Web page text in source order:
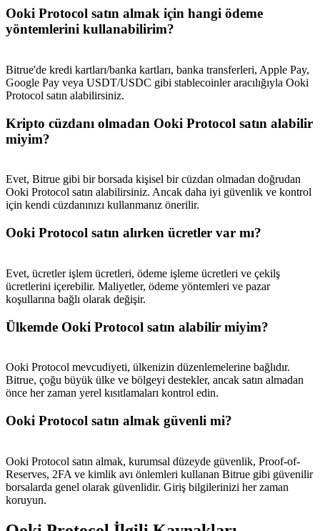
Trade Gold & Silver · 33,333 USDT Bonus
USDT New User Exclusive 10% APR
Trade New Futures, Win 200,000 USDT
Crypto World Cup 2026: Grand Finale
77,777+3k Rewards
Daha Fazla Etkinlik
Ödüller ve özel hediyeler kazanın
Ooki Protocol satın almak için hangi ödeme
yöntemlerini kullanabilirim?
Bitrue'de kredi kartları/banka kartları, banka transferleri, Apple Pay,
Google Pay veya USDT/USDC gibi stablecoinler aracılığıyla Ooki
Protocol satın alabilirsiniz.
Kripto cüzdanı olmadan Ooki Protocol satın alabilir
miyim?
Evet, Bitrue gibi bir borsada kişisel bir cüzdan olmadan doğrudan
Ooki Protocol satın alabilirsiniz. Ancak daha iyi güvenlik ve kontrol
için kendi cüzdanınızı kullanmanız önerilir.
Ooki Protocol satın alırken ücretler var mı?
Evet, ücretler işlem ücretleri, ödeme işleme ücretleri ve çekilş
ücretlerini içerebilir. Maliyetler, ödeme yöntemleri ve pazar
koşullarına bağlı olarak değişir.
Ülkemde Ooki Protocol satın alabilir miyim?
Ooki Protocol mevcudiyeti, ülkenizin düzenlemelerine bağlıdır.
Bitrue, çoğu büyük ülke ve bölgeyi destekler, ancak satın almadan
önce her zaman yerel kısıtlamaları kontrol edin.
Ooki Protocol satın almak güvenli mi?
Ooki Protocol satın almak, kurumsal düzeyde güvenlik, Proof-of-
Reserves, 2FA ve kimlik avı önlemleri kullanan Bitrue gibi güvenilir
borsalarda genel olarak güvenlidir. Giriş bilgilerinizi her zaman
koruyun.